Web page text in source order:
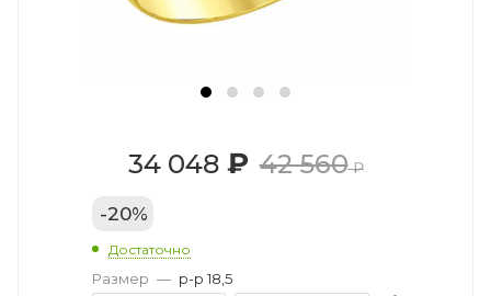
34 048₽ 42 560₽
-20%
Достаточно
Размер — р-р 18,5